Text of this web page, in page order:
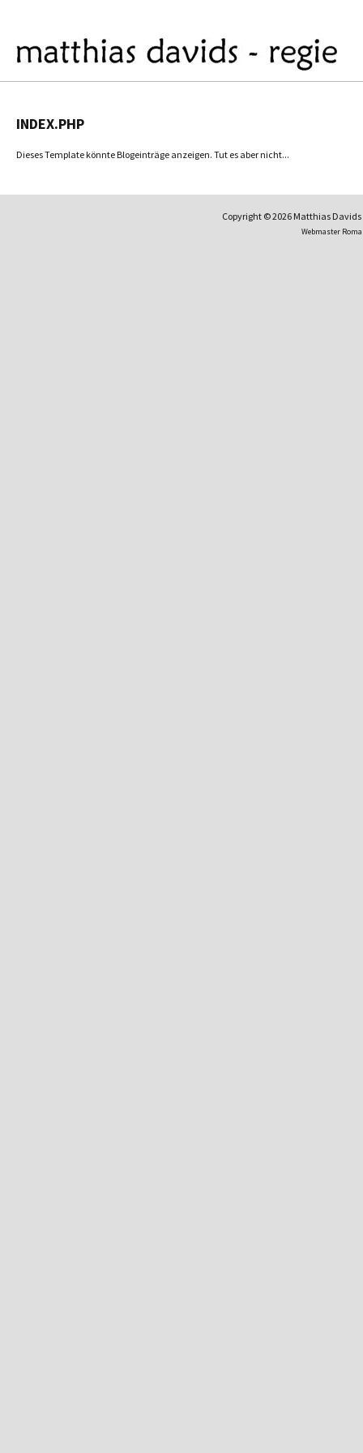
INDEX.PHP
Dieses Template könnte Blogeinträge anzeigen. Tut es aber nicht...
Copyright © 2026 Matthias
Webmaster